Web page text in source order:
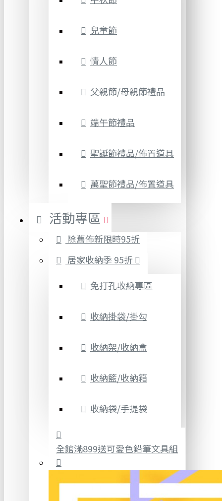
兒童節
情人節
父親節/母親節禮品
端午節禮品
聖誕節禮品/佈置道具
萬聖節禮品/佈置道具
活動專區
除舊佈新限時95折
居家收納季 95折
免打孔收納專區
收納掛袋/掛勾
收納架/收納盒
收納籃/收納箱
收納袋/手提袋
全館滿899送可愛色鉛筆文具組